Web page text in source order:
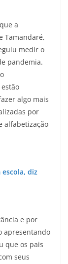
a
Tamandaré,
medir o
pandemia.
algo mais
por
alfabetização
diz
e por
apresentando
que os pais
seus